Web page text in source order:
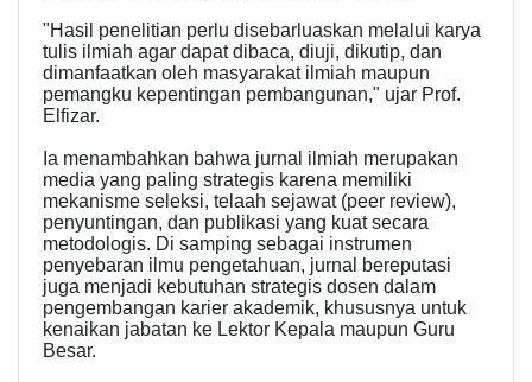
"Hasil penelitian perlu disebarluaskan melalui karya
tulis ilmiah agar dapat dibaca, diuji, dikutip, dan
dimanfaatkan oleh masyarakat ilmiah maupun
pemangku kepentingan pembangunan," ujar Prof.
Elfizar.
Ia menambahkan bahwa jurnal ilmiah merupakan
media yang paling strategis karena memiliki
mekanisme seleksi, telaah sejawat (peer review),
penyuntingan, dan publikasi yang kuat secara
metodologis. Di samping sebagai instrumen
penyebaran ilmu pengetahuan, jurnal bereputasi
juga menjadi kebutuhan strategis dosen dalam
pengembangan karier akademik, khususnya untuk
kenaikan jabatan ke Lektor Kepala maupun Guru
Besar.